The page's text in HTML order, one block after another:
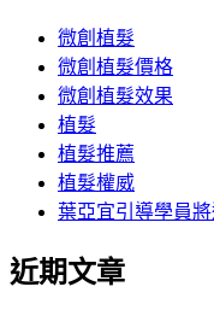
微創植髮
微創植髮價格
微創植髮效果
植髮
植髮推薦
植髮權威
葉亞宜引導學員
近期文章